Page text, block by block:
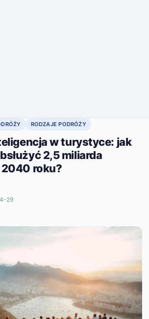
RODZAJE PODRÓŻY
w turystyce: jak
2,5 miliarda
roku?
29